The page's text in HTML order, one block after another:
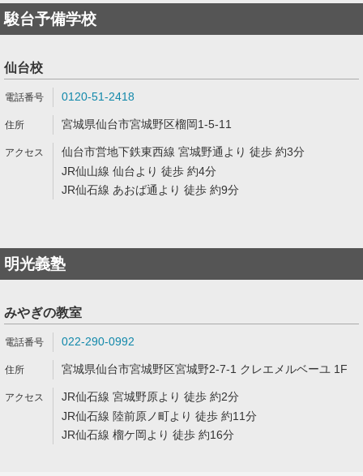
駿台予備学校
仙台校
0120-51-2418
宮城県仙台市宮城野区榴岡1-5-11
仙台市営地下鉄東西線 宮城野通より 徒歩 約3分
JR仙山線 仙台より 徒歩 約4分
JR仙石線 あおば通より 徒歩 約9分
明光義塾
みやぎの教室
022-290-0992
宮城県仙台市宮城野区宮城野2-7-1 クレエメルベーユ 1F
JR仙石線 宮城野原より 徒歩 約2分
JR仙石線 陸前原ノ町より 徒歩 約11分
JR仙石線 榴ケ岡より 徒歩 約16分